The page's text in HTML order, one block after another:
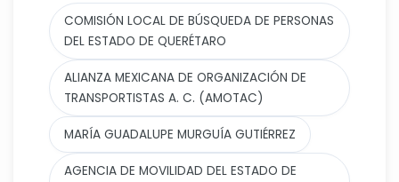
COMISIÓN LOCAL DE BÚSQUEDA DE PERSONAS
DEL ESTADO DE QUERÉTARO
ALIANZA MEXICANA DE ORGANIZACIÓN DE
TRANSPORTISTAS A. C. (AMOTAC)
MARÍA GUADALUPE MURGUÍA GUTIÉRREZ
AGENCIA DE MOVILIDAD DEL ESTADO DE